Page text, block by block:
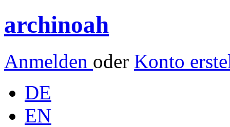
archinoah
Anmelden oder Konto
DE
EN